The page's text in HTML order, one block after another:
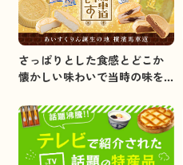
さっぱりとした食感とどこか
懐かしい味わいで当時の味を